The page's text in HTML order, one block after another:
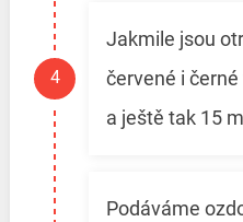
Jakmile jsou
červené i
a ještě tak 15
Podáváme